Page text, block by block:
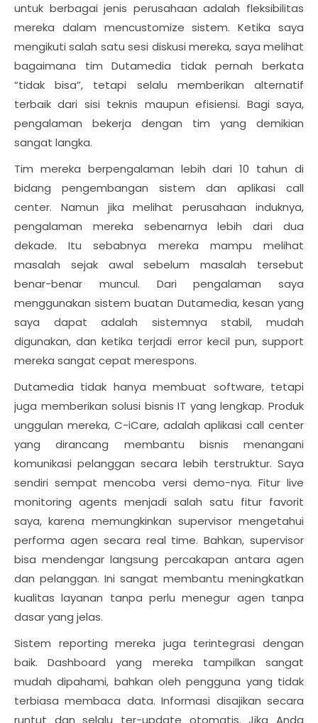
untuk berbagai jenis perusahaan adalah fleksibilitas
mereka dalam mencustomize sistem. Ketika saya
mengikuti salah satu sesi diskusi mereka, saya melihat
bagaimana tim Dutamedia tidak pernah berkata
“tidak bisa”, tetapi selalu memberikan alternatif
terbaik dari sisi teknis maupun efisiensi. Bagi saya,
pengalaman bekerja dengan tim yang demikian
sangat langka.
Tim mereka berpengalaman lebih dari 10 tahun di
bidang pengembangan sistem dan aplikasi call
center. Namun jika melihat perusahaan induknya,
pengalaman mereka sebenarnya lebih dari dua
dekade. Itu sebabnya mereka mampu melihat
masalah sejak awal sebelum masalah tersebut
benar-benar muncul. Dari pengalaman saya
menggunakan sistem buatan Dutamedia, kesan yang
saya dapat adalah sistemnya stabil, mudah
digunakan, dan ketika terjadi error kecil pun, support
mereka sangat cepat merespons.
Dutamedia tidak hanya membuat software, tetapi
juga memberikan solusi bisnis IT yang lengkap. Produk
unggulan mereka, C-iCare, adalah aplikasi call center
yang dirancang membantu bisnis menangani
komunikasi pelanggan secara lebih terstruktur. Saya
sendiri sempat mencoba versi demo-nya. Fitur live
monitoring agents menjadi salah satu fitur favorit
saya, karena memungkinkan supervisor mengetahui
performa agen secara real time. Bahkan, supervisor
bisa mendengar langsung percakapan antara agen
dan pelanggan. Ini sangat membantu meningkatkan
kualitas layanan tanpa perlu menegur agen tanpa
dasar yang jelas.
Sistem reporting mereka juga terintegrasi dengan
baik. Dashboard yang mereka tampilkan sangat
mudah dipahami, bahkan oleh pengguna yang tidak
terbiasa membaca data. Informasi disajikan secara
runtut dan selalu ter-update otomatis. Jika Anda